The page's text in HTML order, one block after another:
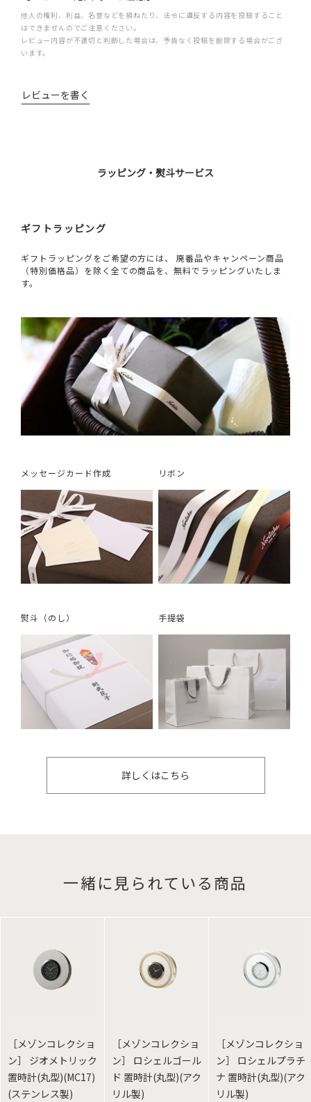
他人の権利、利益、名誉などを損ねたり、法令に違反する内容を投稿すること
はできませんのでご注意ください。
レビュー内容が不適切と判断した場合は、予告なく投稿を削除する場合がござ
います。
レビューを書く
ラッピング・熨斗サービス
ギフトラッピング
ギフトラッピングをご希望の方には、 廃番品やキャンペーン商品
（特別価格品）を除く全ての商品を、無料でラッピングいたしま
す。
メッセージカード作成 リボン
熨斗（のし） 手提袋
詳しくはこちら
一緒に見られている商品
［メゾンコレクショ
ン］ ジオメトリック
置時計(丸型)(MC17)
(ステンレス製)
［メゾンコレクショ
ン］ ロシェルゴール
ド 置時計(丸型)(アク
リル製)
［メゾンコレクショ
ン］ ロシェルプラチ
ナ 置時計(丸型)(アク
リル製)